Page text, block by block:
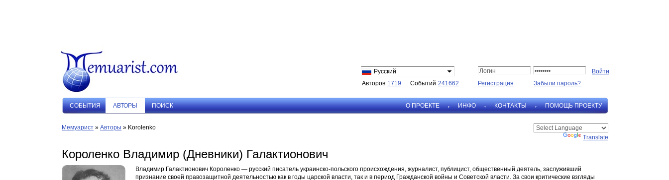
Русский
Авторов 1719 Событий 241662 Регистрация Забыли пароль?
СОБЫТИЯ АВТОРЫ ПОИСК О ПРОЕКТЕ ИНФО КОНТАКТЫ ПОМОЩЬ ПРОЕКТУ
Мемуарист » Авторы » Korolenko
Translate
Короленко Владимир (Дневники) Галактионович
Владимир Галактионович Короленко — русский писатель украинско-польского происхождения, журналист, публицист, общественный деятель, заслуживший
признание своей правозащитной деятельностью как в годы царской власти, так и в период Гражданской войны и Советской власти. За свои критические взгляды